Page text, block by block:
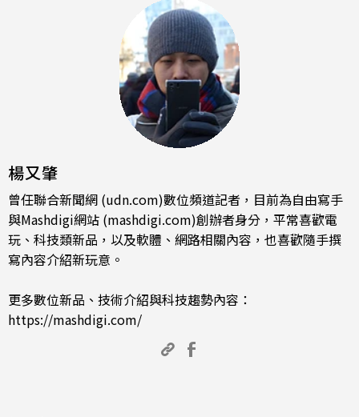
楊又肇
曾任聯合新聞網 (udn.com)數位頻道記者，目前為自由寫手
與Mashdigi網站 (mashdigi.com)創辦者身分，平常喜歡電
玩、科技類新品，以及軟體、網路相關內容，也喜歡隨手撰
寫內容介紹新玩意。
更多數位新品、技術介紹與科技趨勢內容：
https://mashdigi.com/